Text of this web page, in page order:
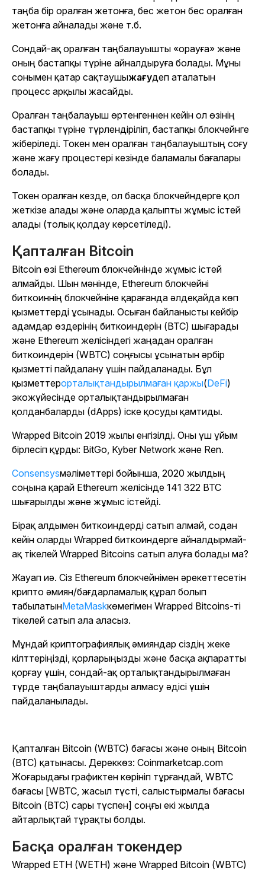
таңба бір оралған жетонға, бес жетон бес оралған
жетонға айналады және т.б.
Сондай-ақ оралған таңбалауышты «орауға» және
оның бастапқы түріне айналдыруға болады. Мұны
сонымен қатар сақтаушыжағудеп аталатын
процесс арқылы жасайды.
Оралған таңбалауыш өртенгеннен кейін ол өзінің
бастапқы түріне түрлендіріліп, бастапқы блокчейнге
жіберіледі. Токен мен оралған таңбалауыштың соғу
және жағу процестері кезінде баламалы бағалары
болады.
Токен оралған кезде, ол басқа блокчейндерге қол
жеткізе алады және оларда қалыпты жұмыс істей
алады (толық қолдау көрсетіледі).
Қапталған Bitcoin
Bitcoin өзі Ethereum блокчейнінде жұмыс істей
алмайды. Шын мәнінде, Ethereum блокчейні
биткоиннің блокчейніне қарағанда әлдеқайда көп
қызметтерді ұсынады. Осыған байланысты кейбір
адамдар өздерінің биткоиндерін (BTC) шығарады
және Ethereum желісіндегі жаңадан оралған
биткоиндерін (WBTC) соңғысы ұсынатын әрбір
қызметті пайдалану үшін пайдаланады. Бұл
қызметтерорталықтандырылмаған қаржы(DeFi)
экожүйесінде орталықтандырылмаған
қолданбаларды (dApps) іске қосуды қамтиды.
Wrapped Bitcoin 2019 жылы енгізілді. Оны үш ұйым
бірлесіп құрды: BitGo, Kyber Network және Ren.
Consensysмәліметтері бойынша, 2020 жылдың
соңына қарай Ethereum желісінде 141 322 BTC
шығарылды және жұмыс істейді.
Бірақ алдымен биткоиндерді сатып алмай, содан
кейін оларды Wrapped биткоиндерге айналдырмай-
ақ тікелей Wrapped Bitcoins сатып алуға болады ма?
Жауап иә. Сіз Ethereum блокчейнімен әрекеттесетін
крипто әмиян/бағдарламалық құрал болып
табылатынMetaMaskкөмегімен Wrapped Bitcoins-ті
тікелей сатып ала аласыз.
Мұндай криптографиялық әмияндар сіздің жеке
кілттеріңізді, қорларыңызды және басқа ақпаратты
қорғау үшін, сондай-ақ орталықтандырылмаған
түрде таңбалауыштарды алмасу әдісі үшін
пайдаланылады.
Қапталған Bitcoin (WBTC) бағасы және оның Bitcoin
(BTC) қатынасы. Дереккөз: Coinmarketcap.com
Жоғарыдағы графиктен көрініп тұрғандай, WBTC
бағасы [WBTC, жасыл түсті, салыстырмалы бағасы
Bitcoin (BTC) сары түспен] соңғы екі жылда
айтарлықтай тұрақты болды.
Басқа оралған токендер
Wrapped ETH (WETH) және Wrapped Bitcoin (WBTC)